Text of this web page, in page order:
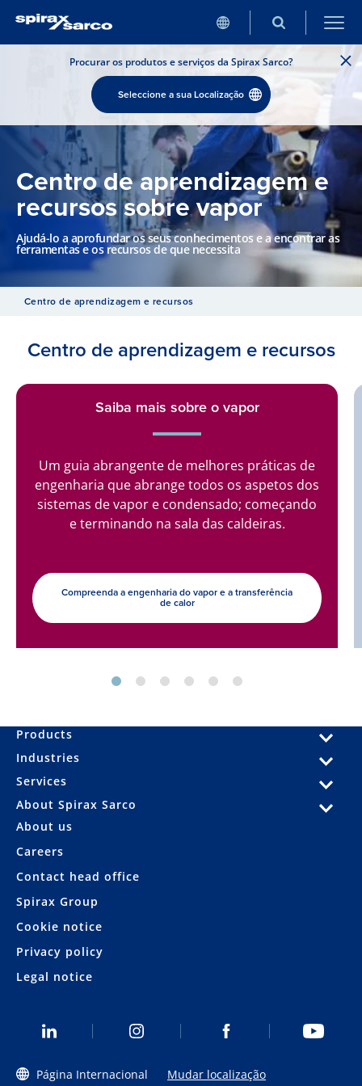
Procurar os produtos e serviços da Spirax Sarco?
Seleccione a sua Localização
Centro de aprendizagem e
recursos sobre vapor
Ajudá-lo a aprofundar os seus conhecimentos e a encontrar as
ferramentas e os recursos de que necessita
Centro de aprendizagem e recursos
Centro de aprendizagem e recursos
Saiba mais sobre o vapor
Um guia abrangente de melhores práticas de
engenharia que abrange todos os aspetos dos
sistemas de vapor e condensado; começando
e terminando na sala das caldeiras.
Compreenda a engenharia do vapor e a transferência
de calor
Products
Industries
Services
About Spirax Sarco
About us
Careers
Contact head office
Spirax Group
Cookie notice
Privacy policy
Legal notice
Página Internacional Mudar localização